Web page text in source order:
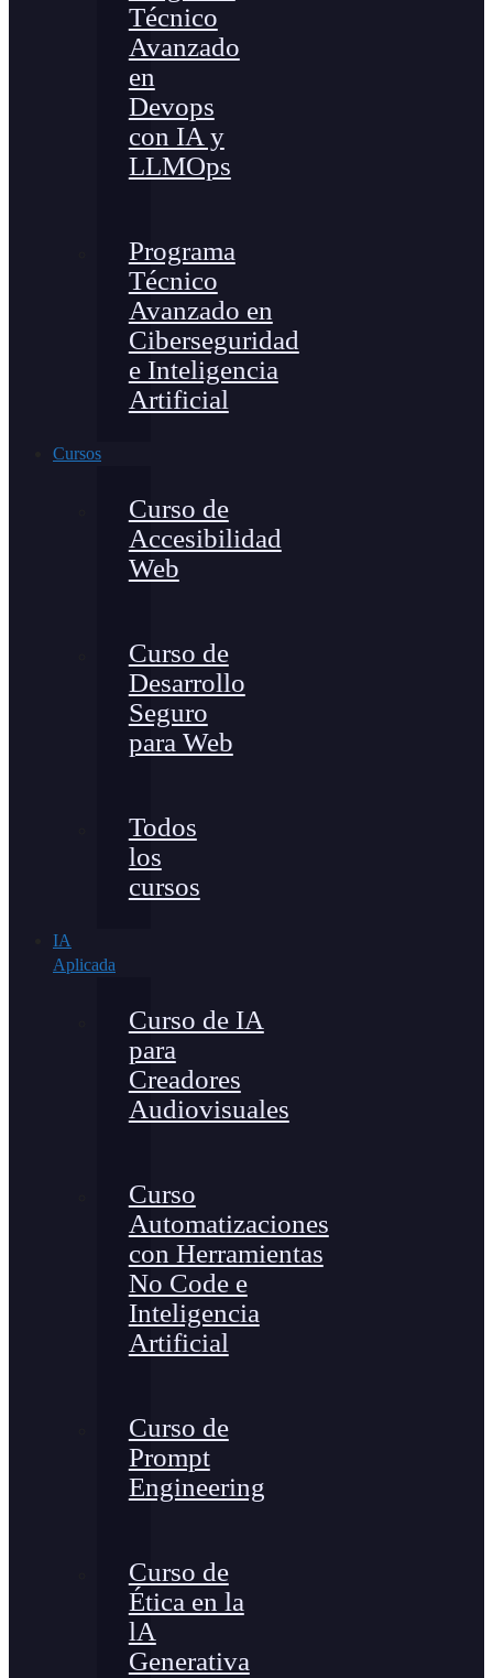
Técnico
Avanzado
en
Devops
con IA y
LLMOps
Programa
Técnico
Avanzado en
Ciberseguridad
e Inteligencia
Artificial
Cursos
Curso de
Accesibilidad
Web
Curso de
Desarrollo
Seguro
para Web
Todos
los
cursos
IA
Aplicada
Curso de IA
para
Creadores
Audiovisuales
Curso
Automatizaciones
con Herramientas
No Code e
Inteligencia
Artificial
Curso de
Prompt
Engineering
Curso de
Ética en la
lA
Generativa